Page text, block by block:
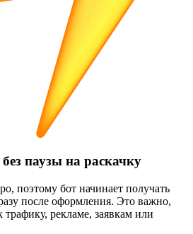
паузы на раскачку
поэтому бот начинает получать
после оформления. Это важно,
трафику, рекламе, заявкам или